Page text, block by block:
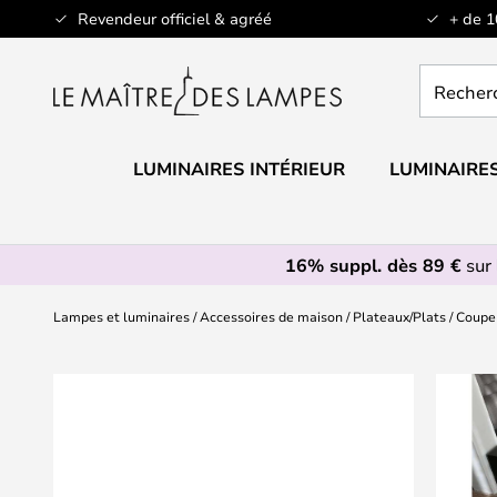
Revendeur officiel & agréé + de
Allez
au
un
LUMINAIRES INTÉRIEUR
16% suppl. dès 89 €sur
Lampes et luminaires Accessoires de maison Plateaux/Plats